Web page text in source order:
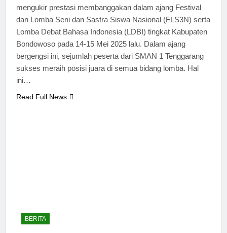
mengukir prestasi membanggakan dalam ajang Festival
dan Lomba Seni dan Sastra Siswa Nasional (FLS3N) serta
Lomba Debat Bahasa Indonesia (LDBI) tingkat Kabupaten
Bondowoso pada 14-15 Mei 2025 lalu. Dalam ajang
bergengsi ini, sejumlah peserta dari SMAN 1 Tenggarang
sukses meraih posisi juara di semua bidang lomba. Hal
ini…
Read Full News
BERITA